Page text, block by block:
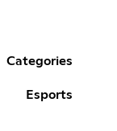
Categories
Esports